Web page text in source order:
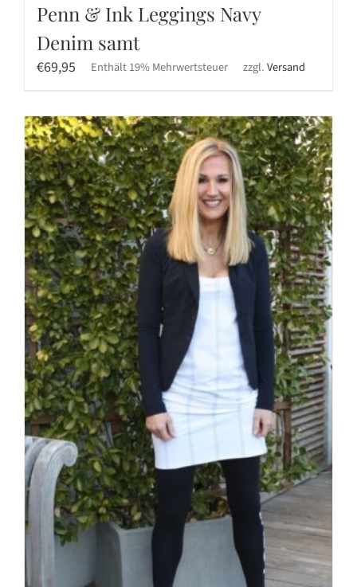
Penn & Ink Leggings Navy
Denim samt
€69,95 Enthält 19% Mehrwertsteuer zzgl.Versand